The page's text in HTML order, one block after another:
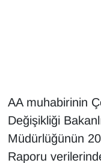
AA muhabirinin
Değişikliği
Müdürlüğünün
Raporu
Kadın